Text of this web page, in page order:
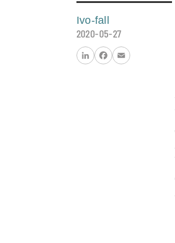
Ivo-fall
2020-05-27
LinkedInFacebook
Email